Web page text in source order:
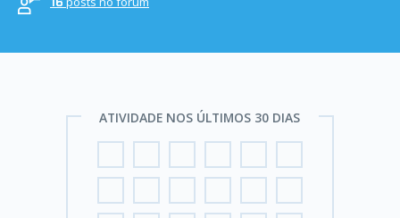
ATIVIDADE NOS ÚLTIMOS 30 DIAS